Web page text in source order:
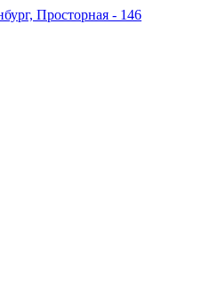
Просторная - 146